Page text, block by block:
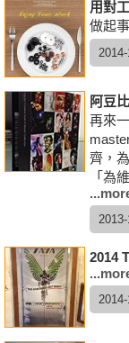
用對
做起
阿豆
再來
齊，
「為
2014